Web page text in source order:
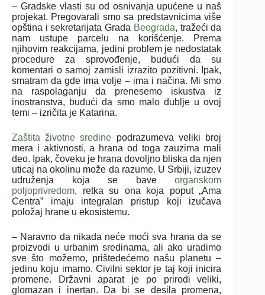
– Gradske vlasti su od osnivanja upućene u naš
projekat. Pregovarali smo sa predstavnicima više
opština i sekretarijata Grada Beograda, tražeći da
nam ustupe parcelu na korišćenje. Prema
njihovim reakcijama, jedini problem je nedostatak
procedure za sprovođenje, budući da su
komentari o samoj zamisli izrazito pozitivni. Ipak,
smatram da gde ima volje – ima i načina. Mi smo
na raspolaganju da prenesemo iskustva iz
inostranstva, budući da smo malo dublje u ovoj
temi – izričita je Katarina.
Zaštita životne sredine podrazumeva veliki broj
mera i aktivnosti, a hrana od toga zauzima mali
deo. Ipak, čoveku je hrana dovoljno bliska da njen
uticaj na okolinu može da razume. U Srbiji, izuzev
udruženja koja se baveorganskom
poljoprivredom, retka su ona koja poput „Ama
Centra” imaju integralan pristup koji izučava
položaj hrane u ekosistemu.
– Naravno da nikada neće moći sva hrana da se
proizvodi u urbanim sredinama, ali ako uradimo
sve što možemo, prištedećemo našu planetu –
jedinu koju imamo. Civilni sektor je taj koji inicira
promene. Državni aparat je po prirodi veliki,
glomazan i inertan. Da bi se desila promena,